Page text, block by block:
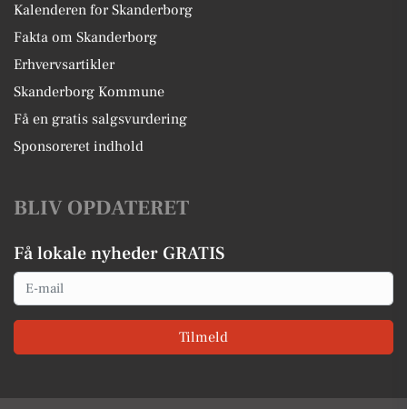
Kalenderen for Skanderborg
Fakta om Skanderborg
Erhvervsartikler
Skanderborg Kommune
Få en gratis salgsvurdering
Sponsoreret indhold
BLIV OPDATERET
Få lokale nyheder GRATIS
Email
Tilmeld